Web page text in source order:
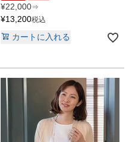
¥22,000⇒
¥13,200税込
カートに入れる